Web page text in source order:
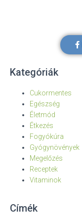
Kategóriák
Cukormentes
Egészség
Életmód
Étkezés
Fogyókúra
Gyógynövények
Megelőzés
Receptek
Vitaminok
Címék